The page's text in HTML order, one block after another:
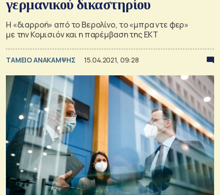
γερμανικού δικαστηρίου
Η «διαρροή» από το Βερολίνο, το «μπρα ντε φερ»
με την Κομισιόν και η παρέμβαση της ΕΚΤ
ΤΑΜΕΙΟ ΑΝΑΚΑΜΨΗΣ 15.04.2021, 09:28